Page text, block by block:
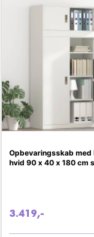
Opbevaringsskab med
hvid 90 x 40 x 180 cm
3.419,-